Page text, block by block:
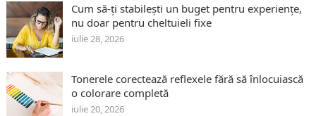
Cum să-ți stabilești un buget pentru experiențe,
nu doar pentru cheltuieli fixe
iulie 28, 2026
Tonerele corectează reflexele fără să înlocuiască
o colorare completă
iulie 20, 2026